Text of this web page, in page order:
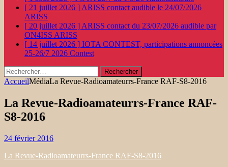
[ 21 juillet 2026 ] ARISS contact audible le 24/07/2026
ARISS
[ 20 juillet 2026 ] ARISS contact du 23/07/2026 audible par
ON4ISS ARISS
[ 14 juillet 2026 ] IOTA CONTEST, participations annoncées
25-26/7 2026 Contest
Rechercher :
AccueilMédiaLa Revue-Radioamateurrs-France RAF-S8-2016
La Revue-Radioamateurrs-France RAF-
S8-2016
24 février 2016
La Revue-Radioamateurrs-France RAF-S8-2016